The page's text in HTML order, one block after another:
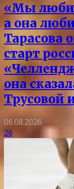
«Мы
а она
Тарасова
старт
она
Трусовой
06.08.2026
26